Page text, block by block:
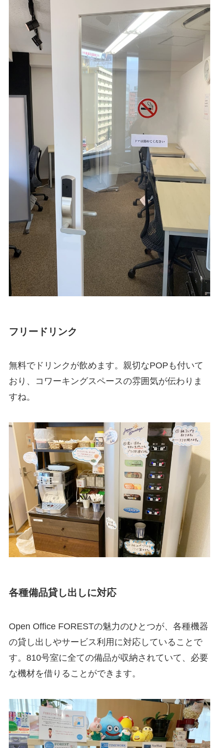
フリードリンク
無料でドリンクが飲めます。親切なPOPも付いて
おり、コワーキングスペースの雰囲気が伝わりま
すね。
各種備品貸し出しに対応
Open Office FORESTの魅力のひとつが、各種機器
の貸し出しやサービス利用に対応していることで
す。810号室に全ての備品が収納されていて、必要
な機材を借りることができます。